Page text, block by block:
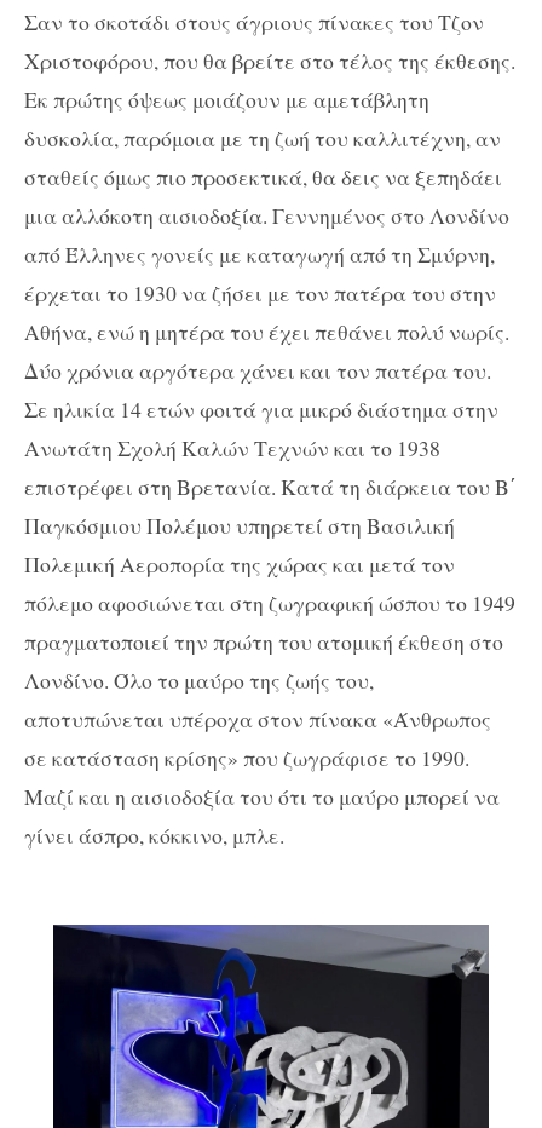
Σαν το σκοτάδι στους άγριους πίνακες του Τζον
Χριστοφόρου, που θα βρείτε στο τέλος της έκθεσης.
Εκ πρώτης όψεως μοιάζουν με αμετάβλητη
δυσκολία, παρόμοια με τη ζωή του καλλιτέχνη, αν
σταθείς όμως πιο προσεκτικά, θα δεις να ξεπηδάει
μια αλλόκοτη αισιοδοξία. Γεννημένος στο Λονδίνο
από Έλληνες γονείς με καταγωγή από τη Σμύρνη,
έρχεται το 1930 να ζήσει με τον πατέρα του στην
Αθήνα, ενώ η μητέρα του έχει πεθάνει πολύ νωρίς.
Δύο χρόνια αργότερα χάνει και τον πατέρα του.
Σε ηλικία 14 ετών φοιτά για μικρό διάστημα στην
Ανωτάτη Σχολή Καλών Τεχνών και το 1938
επιστρέφει στη Βρετανία. Κατά τη διάρκεια του Β΄
Παγκόσμιου Πολέμου υπηρετεί στη Βασιλική
Πολεμική Αεροπορία της χώρας και μετά τον
πόλεμο αφοσιώνεται στη ζωγραφική ώσπου το 1949
πραγματοποιεί την πρώτη του ατομική έκθεση στο
Λονδίνο. Όλο το μαύρο της ζωής του,
αποτυπώνεται υπέροχα στον πίνακα «Άνθρωπος
σε κατάσταση κρίσης» που ζωγράφισε το 1990.
Μαζί και η αισιοδοξία του ότι το μαύρο μπορεί να
γίνει άσπρο, κόκκινο, μπλε.